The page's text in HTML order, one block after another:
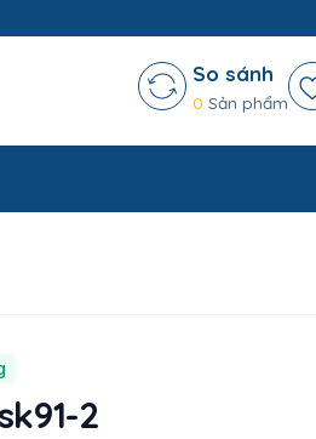
So sánh
0 Sản phẩm
2